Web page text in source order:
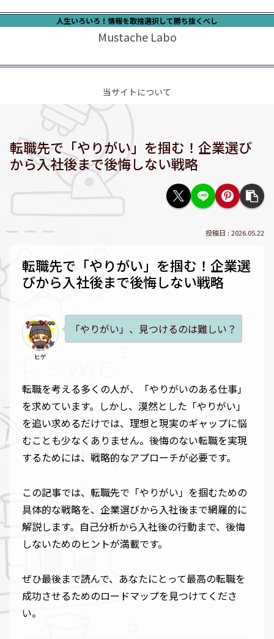
人生いろいろ！情報を取捨選択して勝ち抜くべし
Mustache Labo
当サイトについて
転職先で「やりがい」を掴む！企業選び
から入社後まで後悔しない戦略
2026.05.22
転職先で「やりがい」を掴む！企業選
びから入社後まで後悔しない戦略
ヒゲ
「やりがい」、見つけるのは難しい？
転職を考える多くの人が、「やりがいのある仕事」
を求めています。しかし、漠然とした「やりがい」
を追い求めるだけでは、理想と現実のギャップに悩
むことも少なくありません。後悔のない転職を実現
するためには、戦略的なアプローチが必要です。
この記事では、転職先で「やりがい」を掴むための
具体的な戦略を、企業選びから入社後まで網羅的に
解説します。自己分析から入社後の行動まで、後悔
しないためのヒントが満載です。
ぜひ最後まで読んで、あなたにとって最高の転職を
成功させるためのロードマップを見つけてくださ
い。